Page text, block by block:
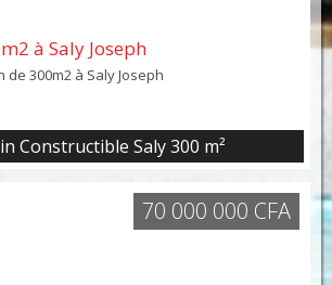
à Saly Joseph
de 300m2 à Saly Joseph
Constructible Saly 300 m²
70 000 000 CFA